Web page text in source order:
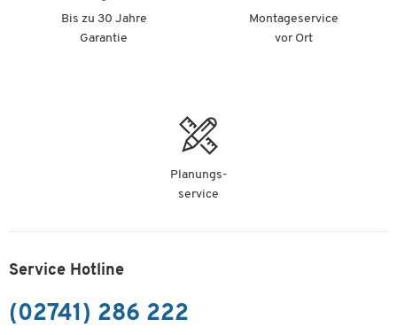
Bis zu 30 Jahre
Garantie
Montageservice
vor Ort
Planungs-
service
Service Hotline
(02741) 286 222